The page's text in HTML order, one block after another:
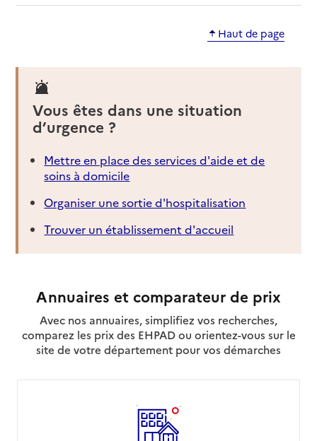
Haut de page
Vous êtes dans une situation
d’urgence ?
Mettre en place des services d'aide et de
soins à domicile
Organiser une sortie d'hospitalisation
Trouver un établissement d'accueil
Annuaires et comparateur de prix
Avec nos annuaires, simplifiez vos recherches,
comparez les prix des EHPAD ou orientez-vous sur le
site de votre département pour vos démarches